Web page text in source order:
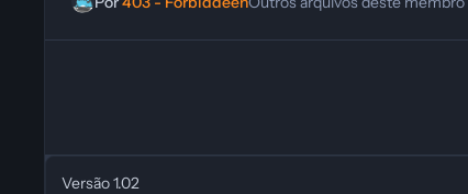
Versão 1.02